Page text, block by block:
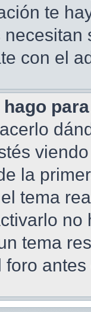
te
necesitan
con el
hago
la
tema
no
tema
foro